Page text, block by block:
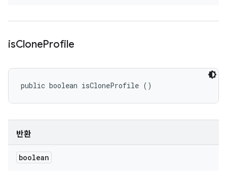
isCloneProfile
public boolean isCloneProfile ()
반환
boolean